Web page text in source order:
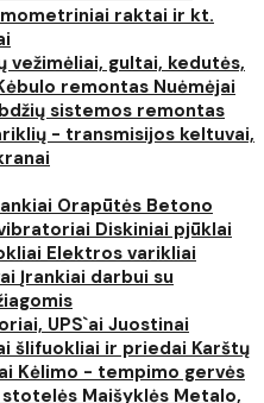
raktai ir kt.
vežimėliai, gultai, kedutės,
remontas Nuėmėjai
sistemos remontas
- transmisijos keltuvai,
Orapūtės Betono
Diskiniai pjūklai
Elektros varikliai
Įrankiai darbui su
UPS`ai Juostinai
šlifuokliai ir priedai Karštų
Kėlimo - tempimo gervės
stotelės Maišyklės Metalo,